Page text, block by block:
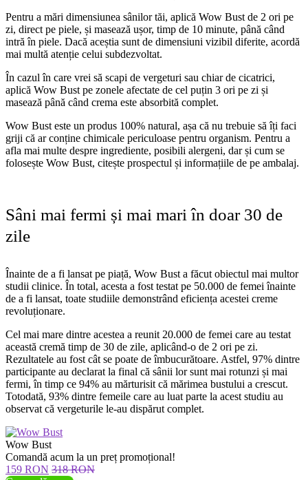
Pentru a mări dimensiunea sânilor tăi, aplică Wow Bust de 2 ori pe
zi, direct pe piele, și masează ușor, timp de 10 minute, până când
intră în piele. Dacă aceștia sunt de dimensiuni vizibil diferite, acordă
mai multă atenție celui subdezvoltat.
În cazul în care vrei să scapi de vergeturi sau chiar de cicatrici,
aplică Wow Bust pe zonele afectate de cel puțin 3 ori pe zi și
masează până când crema este absorbită complet.
Wow Bust este un produs 100% natural, așa că nu trebuie să îți faci
griji că ar conține chimicale periculoase pentru organism. Pentru a
afla mai multe despre ingrediente, posibili alergeni, dar și cum se
folosește Wow Bust, citește prospectul și informațiile de pe ambalaj.
Sâni mai fermi și mai mari în doar 30 de
zile
Înainte de a fi lansat pe piață, Wow Bust a făcut obiectul mai multor
studii clinice. În total, acesta a fost testat pe 50.000 de femei înainte
de a fi lansat, toate studiile demonstrând eficiența acestei creme
revoluționare.
Cel mai mare dintre acestea a reunit 20.000 de femei care au testat
această cremă timp de 30 de zile, aplicând-o de 2 ori pe zi.
Rezultatele au fost cât se poate de îmbucurătoare. Astfel, 97% dintre
participante au declarat la final că sânii lor sunt mai rotunzi și mai
fermi, în timp ce 94% au mărturisit că mărimea bustului a crescut.
Totodată, 93% dintre femeile care au luat parte la acest studiu au
observat că vergeturile le-au dispărut complet.
Wow Bust
Comandă acum la un preț promoțional!
159 RON 318 RON